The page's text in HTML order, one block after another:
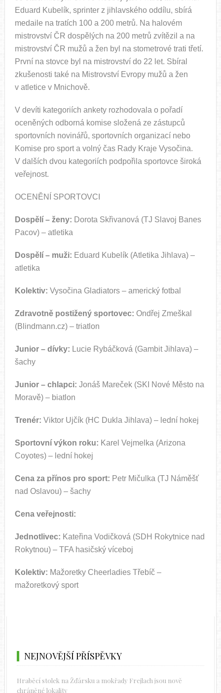
Eduard Kubelík, sprinter z jihlavského oddílu, sbírá
medaile na tratích 100 a 200 metrů. Na halovém
mistrovství ČR dospělých na 200 metrů zvítězil a na
mistrovství ČR mužů a žen byl na stometrové trati třetí.
První na stovce byl na mistrovství do 22 let. Sbíral
zkušenosti také na Mistrovství Evropy mužů a žen
v atletice v Mnichově.
V devíti kategoriích ankety rozhodovala o pořadí
oceněných odborná komise složená ze zástupců
sportovních novinářů, sportovních organizací nebo
Komise pro sport a volný čas Rady Kraje Vysočina.
V dalších dvou kategoriích podpořila sportovce široká
veřejnost.
OCENĚNÍ SPORTOVCI
Dospělí – ženy: Dorota Skřivanová (TJ Slavoj Banes
Pacov) – atletika
Dospělí – muži: Eduard Kubelík (Atletika Jihlava) –
atletika
Kolektiv: Vysočina Gladiators – americký fotbal
Zdravotně postižený sportovec: Ondřej Zmeškal
(Blindmann.cz) – triatlon
Junior – dívky: Lucie Rybáčková (Gambit Jihlava) –
šachy
Junior – chlapci: Jonáš Mareček (SKI Nové Město na
Moravě) – biatlon
Trenér: Viktor Ujčík (HC Dukla Jihlava) – lední hokej
Sportovní výkon roku: Karel Vejmelka (Arizona
Coyotes) – lední hokej
Cena za přínos pro sport: Petr Mičulka (TJ Náměšť
nad Oslavou) – šachy
Cena veřejnosti:
Jednotlivec: Kateřina Vodičková (SDH Rokytnice nad
Rokytnou) – TFA hasičský víceboj
Kolektiv: Mažoretky Cheerladies Třebíč –
mažoretkový sport
NEJNOVĚJŠÍ PŘÍSPĚVKY
Hraběcí stolek na Žďársku a mokřady Frejlach jsou nově
chráněné lokality